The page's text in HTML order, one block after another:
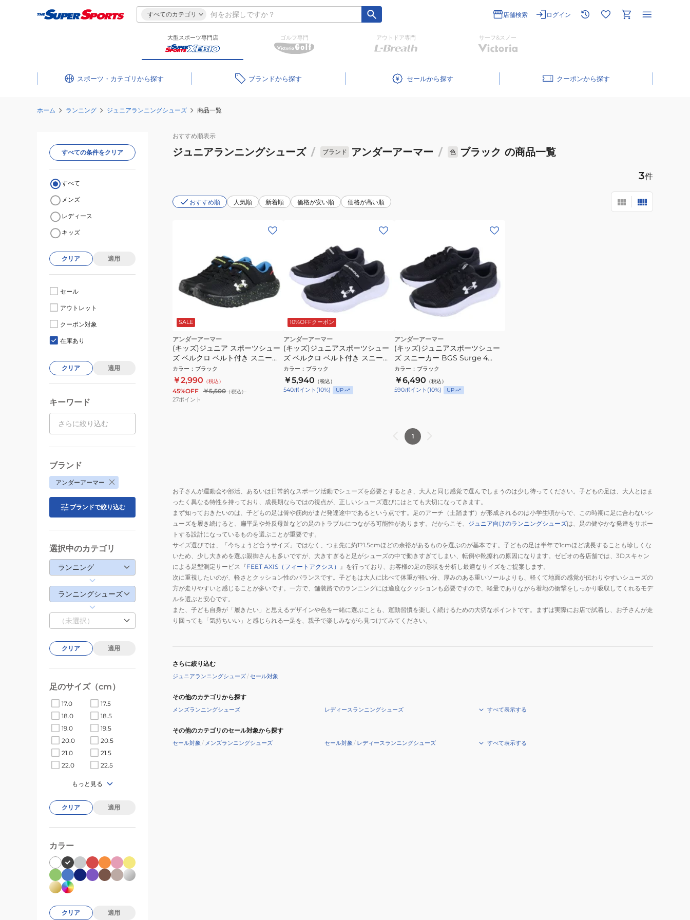
すべてのカテゴリ 店舗検索 ログイン
大型スポーツ専門店 ゴルフ専門 アウトドア専門 サーフ&スノー
スポーツ・カテゴリ ブランド セール クーポン
ホーム ランニング ジュニアランニングシューズ 商品一覧
おすすめ順表示
ジュニアランニングシューズ / ブランド アンダーアーマー / 色 ブラック の商品一覧
3件
おすすめ順 人気順 新着順 価格が安い順 価格が高い順
SALE
アンダーアーマー
(キッズ)ジュニア スポーツシュー
ズ ベルクロ ベルト付き スニーカ
ー サージ 4 AC ブラック
3027104 006 シューズ
カラー ： ブラック
￥2,990 （税込）
45%OFF ￥5,500（税込）
27ポイント
10%OFFクーポン
アンダーアーマー
(キッズ)ジュニアスポーツシュー
ズ ベルクロ ベルト付き スニーカ
ー BPS Surge 4 AC 3027104
001
カラー ： ブラック
￥5,940 （税込）
540ポイント (10%) UP
アンダーアーマー
(キッズ)ジュニアスポーツシュー
ズ スニーカー BGS Surge 4
3027103 001
カラー ： ブラック
￥6,490 （税込）
590ポイント (10%) UP
1
お子さんが運動会や部活、あるいは日常的なスポーツ活動でシューズを必要とするとき、大人と同じ感覚で選んでしまうのは少し待ってください。子どもの足は、大人とはま
ったく異なる特性を持っており、成長期ならではの視点が、正しいシューズ選びにはとても大切になってきます。
まず知っておきたいのは、子どもの足は骨や筋肉がまだ発達途中であるという点です。足のアーチ（土踏まず）が形成されるのは小学生頃からで、この時期に足に合わないシ
ューズを履き続けると、扁平足や外反母趾などの足のトラブルにつながる可能性があります。だからこそ、 ジュニア向けのランニングシューズは、足の健やかな発達をサポー
トする設計になっているものを選ぶことが重要です。
サイズ選びでは、「今ちょうど合うサイズ」ではなく、つま先に約1?1.5cmほどの余裕があるものを選ぶのが基本です。子どもの足は半年で1cmほど成長することも珍しくな
いため、少し大きめを選ぶ親御さんも多いですが、大きすぎると足がシューズの中で動きすぎてしまい、転倒や靴擦れの原因になります。ゼビオの各店舗では、3Dスキャン
による足型測定サービス『FEET AXIS（フィートアクシス）
』を行っており、お客様の足の形状を分析し最適なサイズをご提案します。
次に重視したいのが、軽さとクッション性のバランスです。子どもは大人に比べて体重が軽い分、厚みのある重いソールよりも、軽くて地面の感覚が伝わりやすいシューズの
方が走りやすいと感じることが多いです。一方で、舗装路でのランニングには適度なクッションも必要ですので、軽量でありながら着地の衝撃をしっかり吸収してくれるモデ
ルを選ぶと安心です。
また、子ども自身が「履きたい」と思えるデザインや色を一緒に選ぶことも、運動習慣を楽しく続けるための大切なポイントです。まずは実際にお店で試着し、お子さんが走
り回っても「気持ちいい」と感じられる一足を、親子で楽しみながら見つけてみてください。
さらに絞り込む
ジュニアランニングシューズ/セール対象
その他のカテゴリから探す
メンズランニングシューズ レディースランニングシューズ すべて表示する
その他のカテゴリのセール対象から探す
セール対象 / メンズランニングシューズ セール対象 / レディースランニングシューズ すべて表示する
すべての条件をクリア
すべて
メンズ
レディース
キッズ
クリア 適用
セール
アウトレット
クーポン対象
在庫あり
クリア 適用
キーワード
ブランド
アンダーアーマー
ブランドで絞り込む
選択中のカテゴリ
ランニング
ランニングシューズ
（未選択）
クリア 適用
足のサイズ（cm）
17.0
17.5
18.0
18.5
19.0
19.5
20.0
20.5
21.0
21.5
22.0
22.5
もっと見る
クリア 適用
カラー
クリア 適用